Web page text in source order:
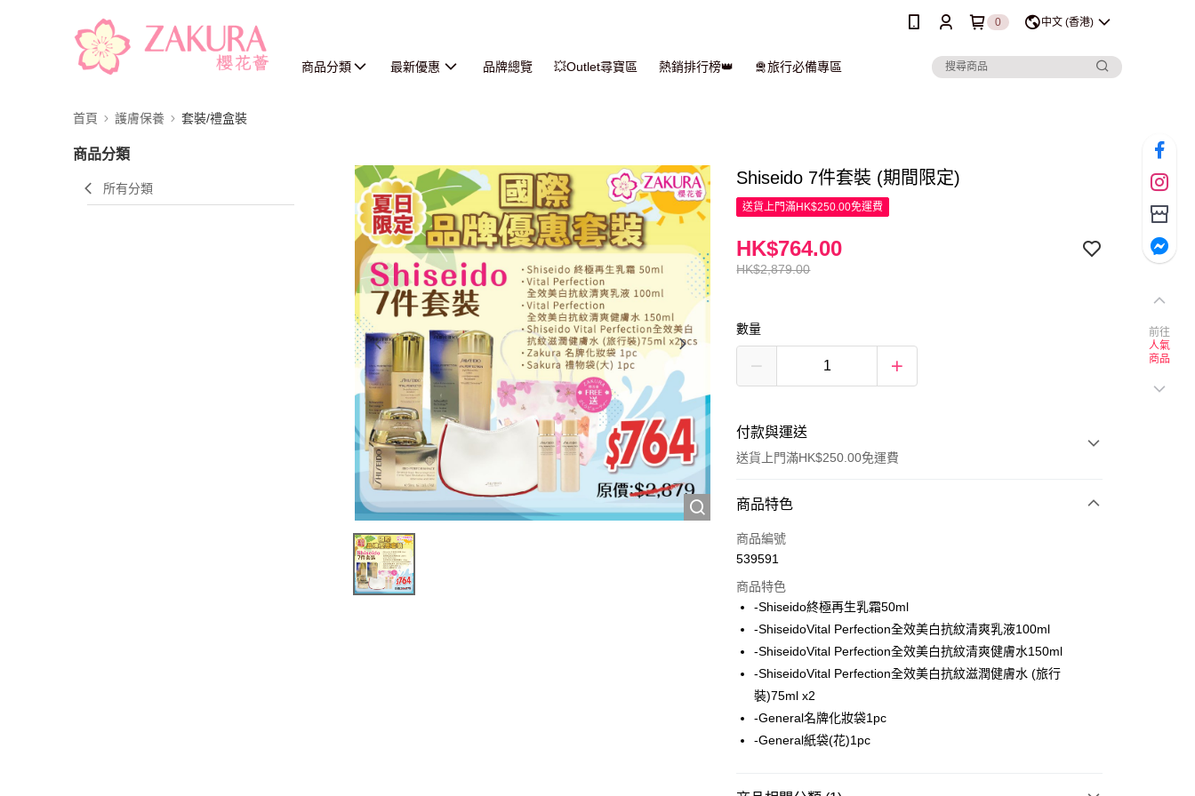
0 中文 (香港)
商品分類 最新優惠 品牌總覽 💥Outlet尋寶區 熱銷排行榜👑 🛅旅行必備專區
首頁 護膚保養 套裝/禮盒裝
商品分類
所有分類
Shiseido 7件套裝 (期間限定)
送貨上門滿HK$250.00免運費
HK$2,879.00
HK$764.00
數量
付款與運送
送貨上門滿HK$250.00免運費
付款方式
信用卡
AlipayHK
WeChat Pay
送貨方式
JD京東物流，訂單確認發貨後2-4個工作天送達
滿 HK$250.00 或以上免運費
商品特色
商品編號
539591
商品特色
-Shiseido終極再生乳霜50ml
-ShiseidoVital Perfection全效美白抗紋清爽乳液100ml
-ShiseidoVital Perfection全效美白抗紋清爽健膚水150ml
-ShiseidoVital Perfection全效美白抗紋滋潤健膚水 (旅行
裝)75ml x2
-General名牌化妝袋1pc
-General紙袋(花)1pc
前往
人氣
商品